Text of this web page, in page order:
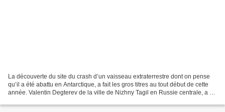
La découverte du site du crash d’un vaisseau extraterrestre dont on pense
qu’il a été abattu en Antarctique, a fait les gros titres au tout début de cette
année. Valentin Degterev de la ville de Nizhny Tagil en Russie centrale, a dit